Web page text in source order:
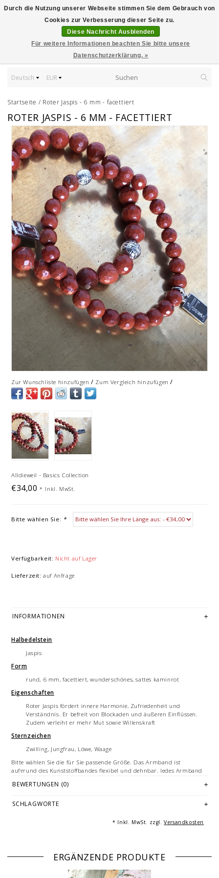
Deutsch EUR
Startseite / Roter Jaspis - 6 mm - facettiert
ROTER JASPIS - 6 MM - FACETTIERT
Zur Wunschliste hinzufügen / Zum Vergleich hinzufügen /
Alldieweil - Basics Collection
€34,00* Inkl. MwSt.
Bitte wählen Sie: *
Verfügbarkeit: Nicht auf Lager
Lieferzeit: auf Anfrage
INFORMATIONEN
Halbedelstein
Jaspis
Form
rund, 6 mm, facettiert, wunderschönes, sattes kaminrot
Eigenschaften
Roter Jaspis fördert innere Harmonie, Zufriedenheit und
Verständnis. Er befreit von Blockaden und äußeren Einflüssen.
Zudem verleiht er mehr Mut sowie Willenskraft
Sternzeichen
Zwilling, Jungfrau, Löwe, Waage
Bitte wählen Sie die für Sie passende Größe. Das Armband ist
aufgrund des Kunststoffbandes flexibel und dehnbar. Jedes Armband
Farbe voneinander abweichen. Je nach Größe des Armbandes variieren
Die Farbeinstellungen an Ihrem persönlichen Endgerät können dazu
Bilddarstellung: beispielhafte Aufnahme eines Armbandes von 21 cm
BEWERTUNGEN (0)
SCHLAGWORTE
* Inkl. MwSt. zzgl.Versandkosten
ERGÄNZENDE PRODUKTE
Durch die Nutzung unserer Webseite stimmen Sie dem Gebrauch von
Cookies zur Verbesserung dieser Seite zu.
Diese Nachricht Ausblenden
Für weitere Informationen beachten Sie bitte unsere
Datenschutzerklärung. »